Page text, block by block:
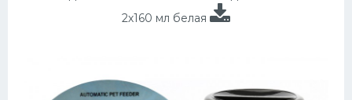
2х160 мл белая